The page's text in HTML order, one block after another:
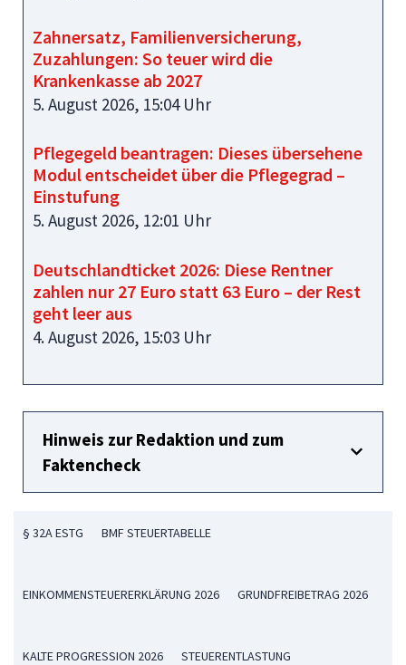
Zahnersatz, Familienversicherung,
Zuzahlungen: So teuer wird die
Krankenkasse ab 2027
5. August 2026, 15:04 Uhr
Pflegegeld beantragen: Dieses übersehene
Modul entscheidet über die Pflegegrad –
Einstufung
5. August 2026, 12:01 Uhr
Deutschlandticket 2026: Diese Rentner
zahlen nur 27 Euro statt 63 Euro – der Rest
geht leer aus
4. August 2026, 15:03 Uhr
Hinweis zur Redaktion und zum
Faktencheck
§ 32A ESTG BMF STEUERTABELLE
EINKOMMENSTEUERERKLÄRUNG 2026 GRUNDFREIBETRAG 2026
KALTE PROGRESSION 2026 STEUERENTLASTUNG